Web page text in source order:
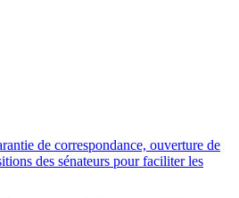
de correspondance, ouverture de
des sénateurs pour faciliter les